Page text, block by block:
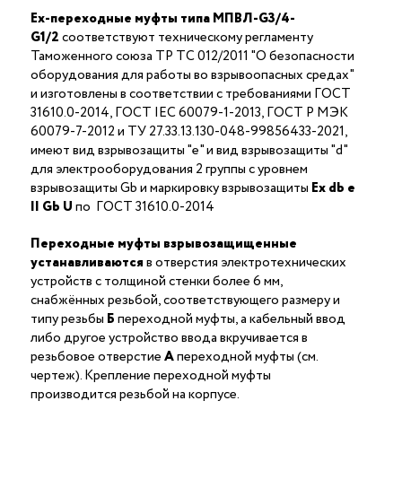
Ex-переходные муфты типа МПВЛ-G3/4-
G1/2соответствуют техническому регламенту
Таможенного союза ТР ТС 012/2011 "О безопасности
оборудования для работы во взрывоопасных средах"
и изготовлены в соответствии с требованиями ГОСТ
31610.0-2014, ГОСТ IEC 60079-1-2013, ГОСТ Р МЭК
60079-7-2012 и ТУ 27.33.13.130-048-99856433-2021,
имеют вид взрывозащиты "е" и вид взрывозащиты "d"
для электрооборудования 2 группы с уровнем
взрывозащиты Gb и маркировку взрывозащиты Ех db е
II Gb Uпо ГОСТ 31610.0-2014
Переходные муфты взрывозащищенные
устанавливаютсяв отверстия электротехнических
устройств с толщиной стенки более 6 мм,
снабжённых резьбой, соответствующего размеру и
типу резьбы Бпереходной муфты, а кабельный ввод
либо другое устройство ввода вкручивается в
резьбовое отверстиеАпереходной муфты (см.
чертеж). Крепление переходной муфты
производится резьбой на корпусе.